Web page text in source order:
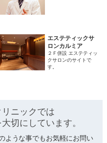
エステティックサ
ロンカルミア
２Ｆ併設 エステティッ
クサロンのサイトで
す。
ニックでは
大切にしています。
ような事でもお気軽にお問い